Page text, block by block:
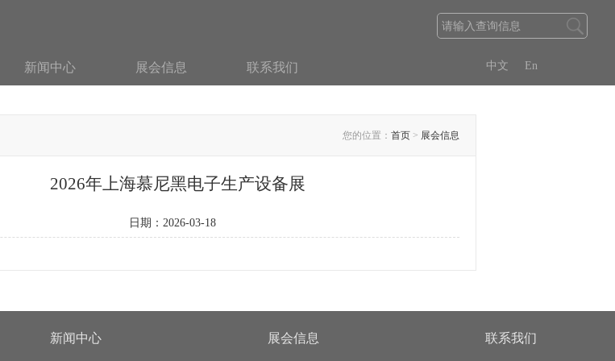
新闻中心 展会信息 联系我们 中文 En
您的位置： 首页 > 展会信息
2026年上海慕尼黑电子生产设备展
日期：2026-03-18
新闻中心 展会信息 联系我们